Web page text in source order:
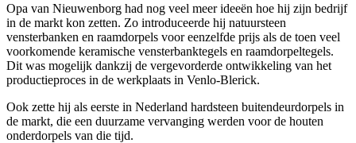
Opa van Nieuwenborg had nog veel meer ideeën hoe hij zijn bedrijf
in de markt kon zetten. Zo introduceerde hij natuursteen
vensterbanken en raamdorpels voor eenzelfde prijs als de toen veel
voorkomende keramische vensterbanktegels en raamdorpeltegels.
Dit was mogelijk dankzij de vergevorderde ontwikkeling van het
productieproces in de werkplaats in Venlo-Blerick.
Ook zette hij als eerste in Nederland hardsteen buitendeurdorpels in
de markt, die een duurzame vervanging werden voor de houten
onderdorpels van die tijd.